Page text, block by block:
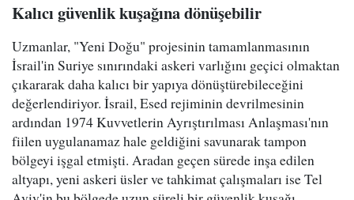
Kalıcı güvenlik kuşağına dönüşebilir
Uzmanlar, "Yeni Doğu" projesinin tamamlanmasının
İsrail'in Suriye sınırındaki askeri varlığını geçici olmaktan
çıkararak daha kalıcı bir yapıya dönüştürebileceğini
değerlendiriyor. İsrail, Esed rejiminin devrilmesinin
ardından 1974 Kuvvetlerin Ayrıştırılması Anlaşması'nın
fiilen uygulanamaz hale geldiğini savunarak tampon
bölgeyi işgal etmişti. Aradan geçen sürede inşa edilen
altyapı, yeni askeri üsler ve tahkimat çalışmaları ise Tel